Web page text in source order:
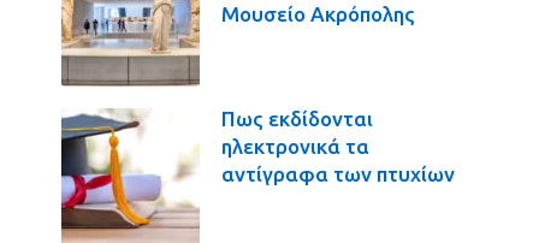
Μουσείο Ακρόπολης
Πως εκδίδονται
ηλεκτρονικά τα
αντίγραφα των πτυχίων